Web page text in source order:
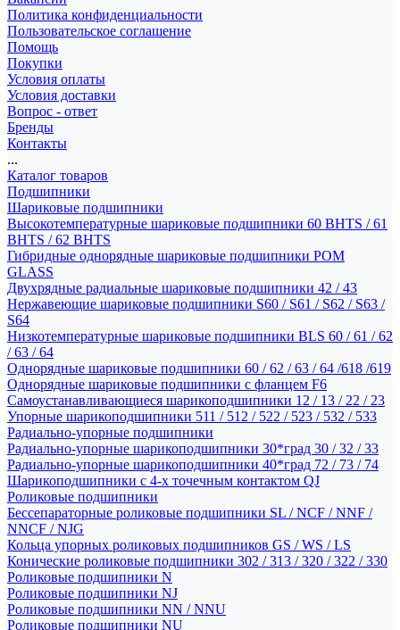
Политика конфиденциальности
Пользовательское соглашение
Помощь
Покупки
Условия оплаты
Условия доставки
Вопрос - ответ
Бренды
Контакты
...
Каталог товаров
Подшипники
Шариковые подшипники
Высокотемпературные шариковые подшипники 60 BHTS / 61
BHTS / 62 BHTS
Гибридные однорядные шариковые подшипники POM
GLASS
Двухрядные радиальные шариковые подшипники 42 / 43
Нержавеющие шариковые подшипники S60 / S61 / S62 / S63 /
S64
Низкотемпературные шариковые подшипники BLS 60 / 61 / 62
/ 63 / 64
Однорядные шариковые подшипники 60 / 62 / 63 / 64 /618 /619
Однорядные шариковые подшипники с фланцем F6
Самоустанавливающиеся шарикоподшипники 12 / 13 / 22 / 23
Упорные шарикоподшипники 511 / 512 / 522 / 523 / 532 / 533
Радиально-упорные подшипники
Радиально-упорные шарикоподшипники 30*град 30 / 32 / 33
Радиально-упорные шарикоподшипники 40*град 72 / 73 / 74
Шарикоподшипники с 4-х точечным контактом QJ
Роликовые подшипники
Бессепараторные роликовые подшипники SL / NCF / NNF /
NNCF / NJG
Кольца упорных роликовых подшипников GS / WS / LS
Конические роликовые подшипники 302 / 313 / 320 / 322 / 330
Роликовые подшипники N
Роликовые подшипники NJ
Роликовые подшипники NN / NNU
Роликовые подшипники NU